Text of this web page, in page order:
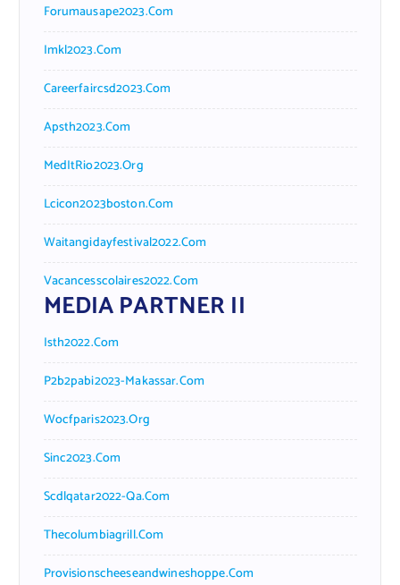
Forumausape2023.com
Imkl2023.com
Careerfaircsd2023.com
Apsth2023.com
MedItRio2023.org
Lcicon2023boston.com
Waitangidayfestival2022.com
Vacancesscolaires2022.com
MEDIA PARTNER II
Isth2022.com
P2b2pabi2023-Makassar.com
Wocfparis2023.org
Sinc2023.com
Scdlqatar2022-Qa.com
Thecolumbiagrill.com
Provisionscheeseandwineshoppe.com